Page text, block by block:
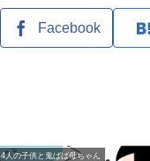
Facebook
4人の子供と鬼ばば母ちゃん